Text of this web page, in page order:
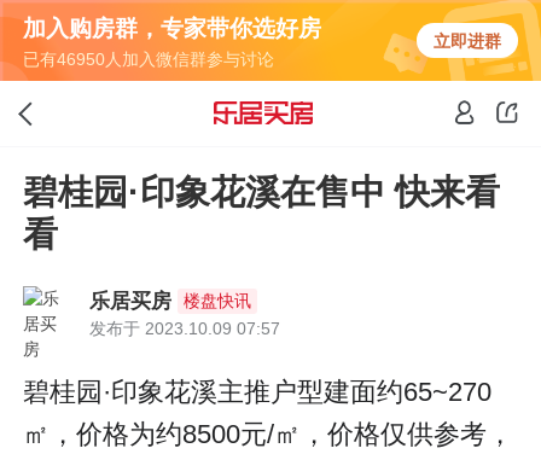
加入购房群，专家带你选好房
已有46950人加入微信群参与讨论
立即进群
碧桂园·印象花溪在售中 快来看
看
乐居买房
楼盘快讯
发布于 2023.10.09 07:57
碧桂园·印象花溪主推户型建面约65~270
㎡，价格为约8500元/㎡，价格仅供参考，